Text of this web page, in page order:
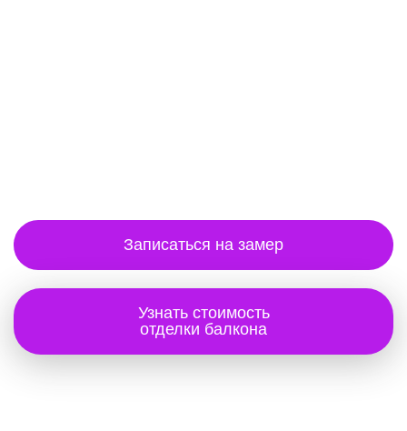
Записаться на замер
Узнать стоимость
отделки балкона